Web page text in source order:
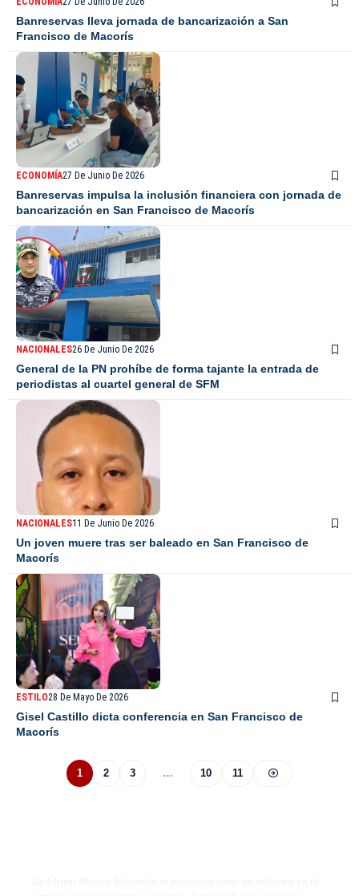
Banreservas lleva jornada de bancarización a San
Francisco de Macorís
ECONOMÍA27 De Junio De 2026
Banreservas impulsa la inclusión financiera con jornada de
bancarización en San Francisco de Macorís
NACIONALES26 De Junio De 2026
General de la PN prohíbe de forma tajante la entrada de
periodistas al cuartel general de SFM
NACIONALES11 De Junio De 2026
Un joven muere tras ser baleado en San Francisco de
Macorís
ESTILO28 De Mayo De 2026
Gisel Castillo dicta conferencia en San Francisco de
Macorís
1 2 3 … 10 11